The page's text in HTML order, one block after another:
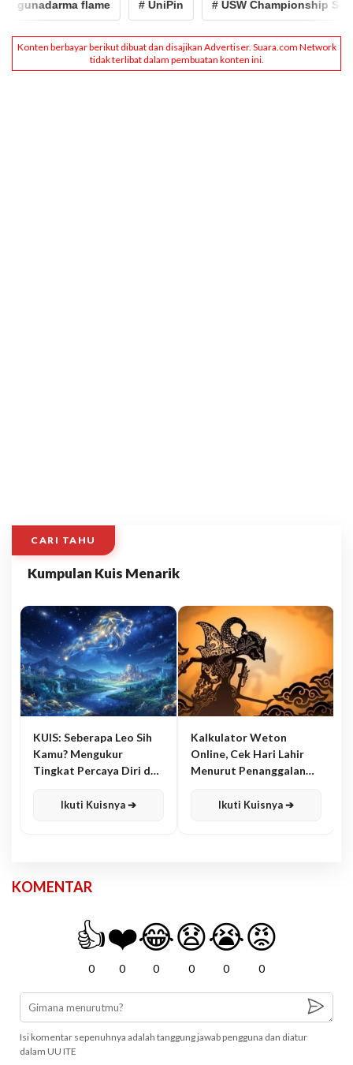
gunadarma flame # UniPin # USW Championship
CARI TAHU
Kumpulan Kuis Menarik
KUIS: Seberapa Leo Sih
Kamu? Mengukur
Tingkat Percaya Diri dan
Ikuti Kuisnya ➔
Kalkulator Weton
Online, Cek Hari Lahir
Menurut Penanggalan
Ikuti Kuisnya ➔
KOMENTAR
👍
0
❤️
0
😂
0
😧
0
😭
0
😡
0
Isi komentar sepenuhnya adalah tanggung jawab pengguna dan diatur
dalam UU ITE